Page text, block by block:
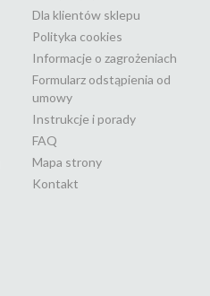
Dla klientów sklepu
Polityka cookies
Informacje o zagrożeniach
Formularz odstąpienia od
umowy
Instrukcje i porady
FAQ
Mapa strony
Kontakt